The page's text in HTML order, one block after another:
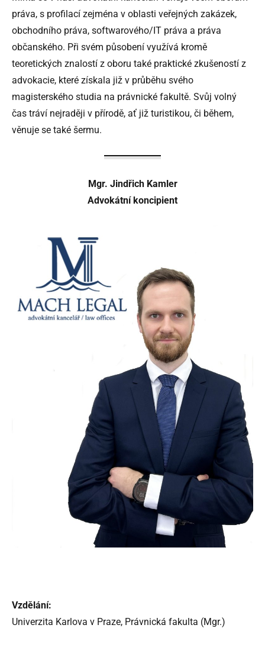
práva, s profilací zejména v oblasti veřejných zakázek,
obchodního práva, softwarového/IT práva a práva
občanského. Při svém působení využívá kromě
teoretických znalostí z oboru také praktické zkušeností z
advokacie, které získala již v průběhu svého
magisterského studia na právnické fakultě. Svůj volný
čas tráví nejraději v přírodě, ať již turistikou, či během,
věnuje se také šermu.
Mgr. Jindřich Kamler
Advokátní koncipient
Vzdělání:
Univerzita Karlova v Praze, Právnická fakulta (Mgr.)